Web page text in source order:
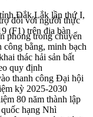
Đắk Lắk lần thứ I,
phong trong chuyển
bằng, minh bạch
thác hải sản bất
quy định
thanh công Đại hội
kỳ 2025-2030
80 năm thành lập
hạng Nhì
đối với người thực
(F1) trên địa bàn